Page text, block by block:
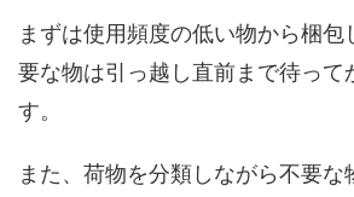
まずは使用頻度の低い物から梱
要な物は引っ越し直前まで待って
す。
また、荷物を分類しながら不要な